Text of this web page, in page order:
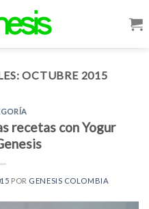
OCTUBRE 2015
recetas con Yogur
POR GENESIS COLOMBIA